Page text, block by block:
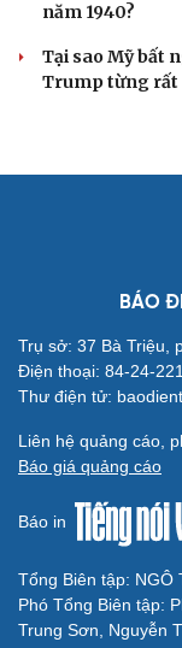
năm 1940?
Tại sao Mỹ bất
Trump từng rất
BÁO
Trụ sở: 37 Bà Triệu,
Điện thoại: 84-24-
Thư điện tử:
Liên hệ quảng cáo,
Báo giá quảng cáo
Báo in
Tổng Biên tập: NGÔ
Phó Tổng Biên tập:
Trung Sơn, Nguyễn